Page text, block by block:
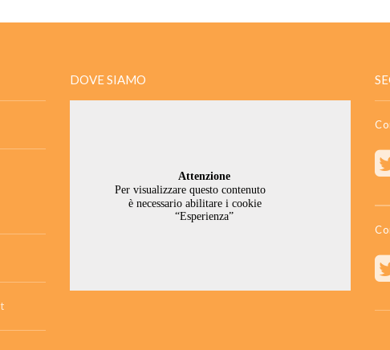
DOVE SIAMO